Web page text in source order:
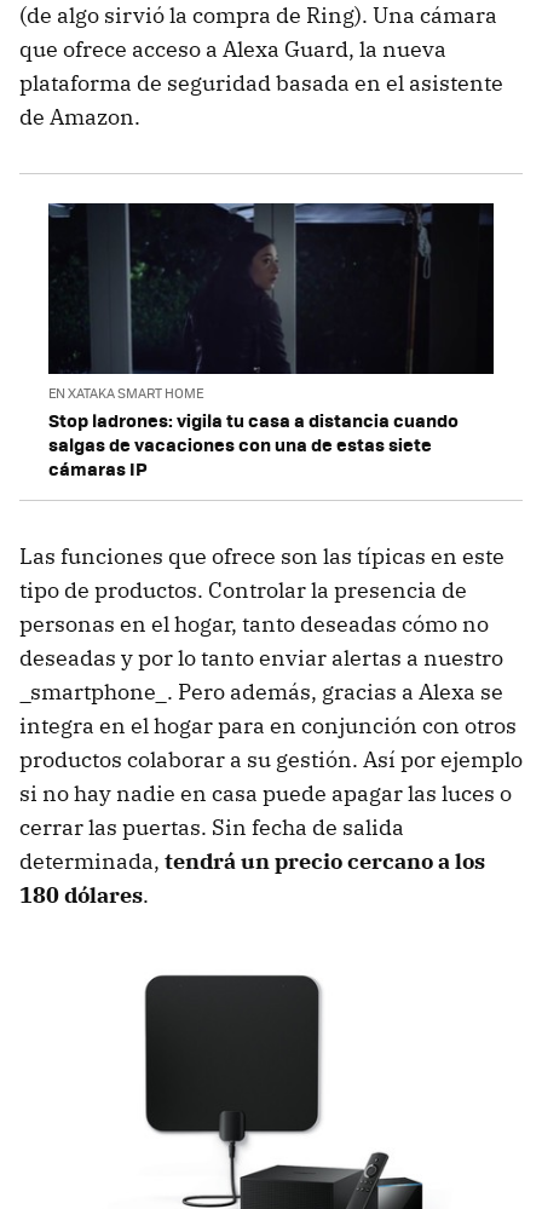
(de algo sirvió la compra de Ring). Una cámara
que ofrece acceso a Alexa Guard, la nueva
plataforma de seguridad basada en el asistente
de Amazon.
EN XATAKA SMART HOME
Stop ladrones: vigila tu casa a distancia cuando
salgas de vacaciones con una de estas siete
cámaras IP
Las funciones que ofrece son las típicas en este
tipo de productos. Controlar la presencia de
personas en el hogar, tanto deseadas cómo no
deseadas y por lo tanto enviar alertas a nuestro
_smartphone_. Pero además, gracias a Alexa se
integra en el hogar para en conjunción con otros
productos colaborar a su gestión. Así por ejemplo
si no hay nadie en casa puede apagar las luces o
cerrar las puertas. Sin fecha de salida
determinada, tendrá un precio cercano a los
180 dólares.